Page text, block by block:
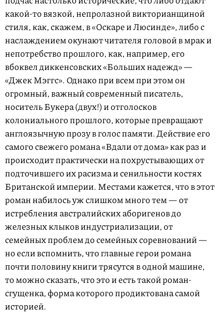
какой-то вязкой, непролазной викторианщиной
стиля, как, скажем, в «Оскаре и Люсинде», либо с
наслаждением окунают читателя головой в мрак и
непотребство прошлого, как, например, его
вбоквел диккенсовских «Больших надежд» —
«Джек Мэггс». Однако при всем при этом он
огромный, важный современный писатель,
носитель Букера (двух!) и отголосков
колониального прошлого, которые превращают
англоязычную прозу в голос памяти. Действие его
самого свежего романа «Вдали от дома» как раз и
происходит практически на похрустывающих от
подточившего их расизма и сенильности костях
Британской империи. Местами кажется, что в этот
роман набилось уж слишком много тем — от
истребления австралийских аборигенов до
железных клыков индустриализации, от
семейных проблем до семейных соревнований —
но если вспомнить, что главные герои романа
почти половину книги трясутся в одной машине,
то можно сказать, что это и есть такой роман-
сгущенка, форма которого продиктована самой
историей.